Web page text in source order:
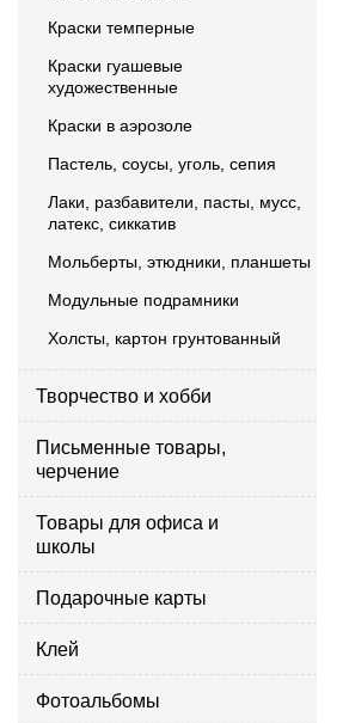
Краски темперные
Краски гуашевые
художественные
Краски в аэрозоле
Пастель, соусы, уголь, сепия
Лаки, разбавители, пасты, мусс,
латекс, сиккатив
Мольберты, этюдники, планшеты
Модульные подрамники
Холсты, картон грунтованный
Творчество и хобби
Письменные товары,
черчение
Товары для офиса и
школы
Подарочные карты
Клей
Фотоальбомы